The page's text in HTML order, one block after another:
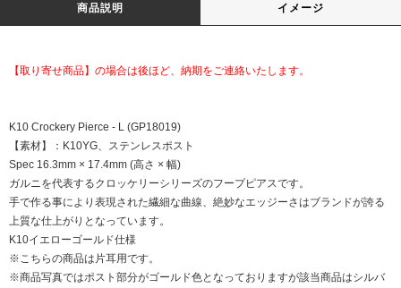
商品説明 イメージ
【取り寄せ商品】の場合は後ほど、納期をご連絡いたします。
K10 Crockery Pierce - L (GP18019)
【素材】：K10YG、ステンレスポスト
Spec 16.3mm × 17.4mm (高さ × 幅)
ガルニを代表するクロッケリーシリーズのフープピアスです。
手で作る事により表現された繊細な曲線、絶妙なエッジーさはブランドが誇る
上質な仕上がりとなっています。
K10イエローゴールド仕様
※こちらの商品は片耳用です。
※商品写真ではポスト部分がゴールド色となっておりますが該当商品はシルバ